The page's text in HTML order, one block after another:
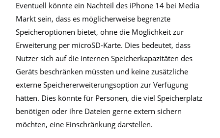
Eventuell könnte ein Nachteil des iPhone 14 bei Media
Markt sein, dass es möglicherweise begrenzte
Speicheroptionen bietet, ohne die Möglichkeit zur
Erweiterung per microSD-Karte. Dies bedeutet, dass
Nutzer sich auf die internen Speicherkapazitäten des
Geräts beschränken müssten und keine zusätzliche
externe Speichererweiterungsoption zur Verfügung
hätten. Dies könnte für Personen, die viel Speicherplatz
benötigen oder ihre Dateien gerne extern sichern
möchten, eine Einschränkung darstellen.